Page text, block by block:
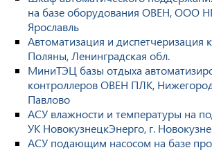
на базе оборудования ОВЕН, ООО
Ярославль
Автоматизация и диспетчеризация
Поляны, Ленинградская обл.
МиниТЭЦ базы отдыха
контроллеров ОВЕН ПЛК,
Павлово
АСУ влажности и температуры на
УК НовокузнецкЭнерго, г.
АСУ подающим насосом на базе